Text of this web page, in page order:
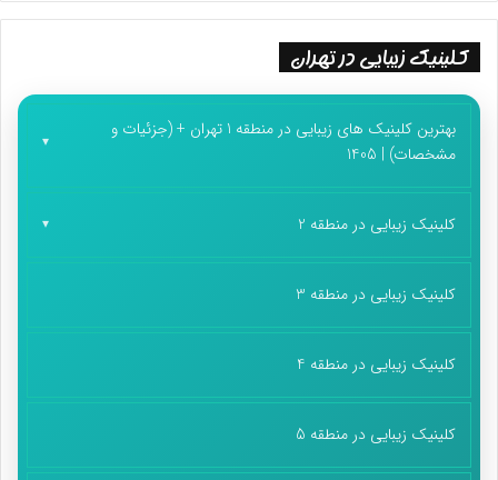
کلینیک زیبایی در تهران
بهترین کلینیک های زیبایی در منطقه 1 تهران + (جزئیات و
مشخصات) | 1405
کلینیک زیبایی در منطقه 2
کلینیک زیبایی در منطقه 3
کلینیک زیبایی در منطقه 4
کلینیک زیبایی در منطقه 5